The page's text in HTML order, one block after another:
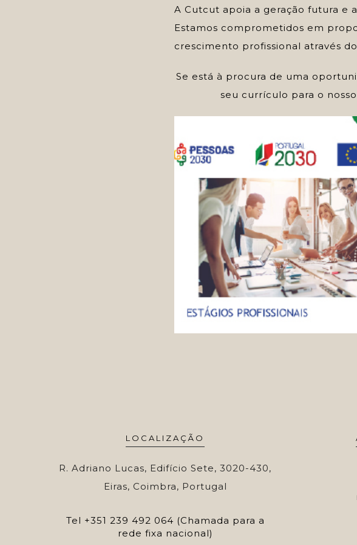
A Cutcut apoia a geração futura e
Estamos comprometidos em
crescimento profissional através
Se está à procura de uma
seu currículo para o
LOCALIZAÇÃO
R. Adriano Lucas, Edifício Sete, 3020-430,
Eiras, Coimbra, Portugal
Tel +351 239 492 064 (Chamada para a
rede fixa nacional)